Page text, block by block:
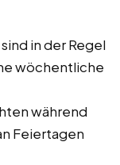
in der Regel
wöchentliche
während
Feiertagen